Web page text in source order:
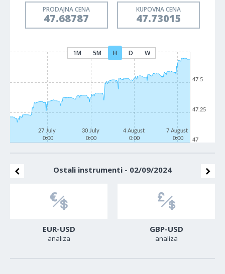
PRODAJNA CENA
47.68787
KUPOVNA CENA
47.73015
1M 5M H D W
27 July
0:00
30 July
0:00
4 August
0:00
7 August
0:00
47
47.25
47.5
Ostali instrumenti - 02/09/2024
EUR-USD
analiza
GBP-USD
analiza